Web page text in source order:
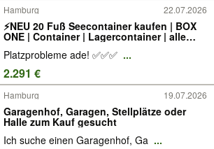
Hamburg 22.07.2026
⚡️NEU 20 Fuß Seecontainer kaufen | BOX
ONE | Container | Lagercontainer | alle
Farben ⚡️
Platzprobleme ade! ✅✅✅ ...
2.291 €
Hamburg 19.07.2026
Garagenhof, Garagen, Stellplätze oder
Halle zum Kauf gesucht
Ich suche einen Garagenhof, Ga ...